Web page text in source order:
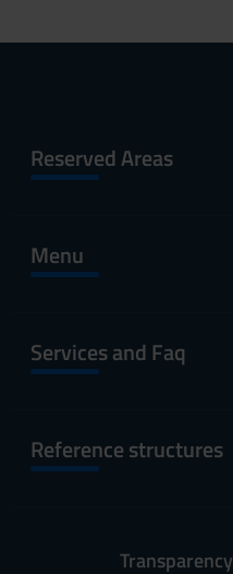
Reserved Areas
Menu
Services and Faq
Reference structures
Transparency